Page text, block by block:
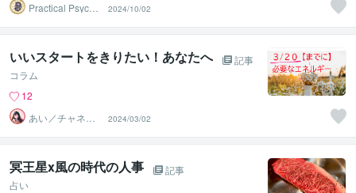
Practical Psycho
2024/10/02
いいスタートをきりたい！あなたへ
記事
コラム
12
あい／チャネリ
ングアート✨夏S
ALE
2024/03/02
冥王星x風の時代の人事
記事
占い